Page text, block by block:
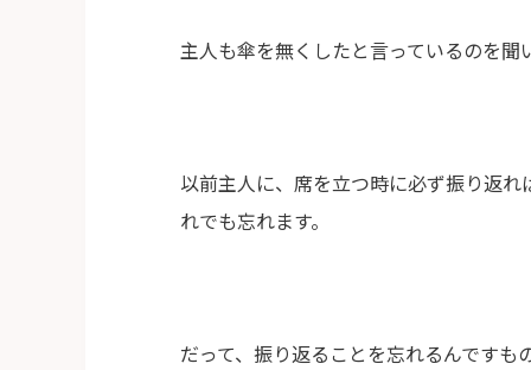
主人も傘を無くしたと言っているのを聞
以前主人に、席を立つ時に必ず振り返
れでも忘れます。
だって、振り返ることを忘れるんですも